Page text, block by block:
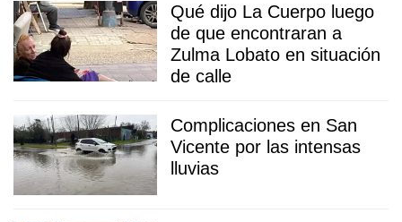
Qué dijo La Cuerpo luego
de que encontraran a
Zulma Lobato en situación
de calle
Complicaciones en San
Vicente por las intensas
lluvias